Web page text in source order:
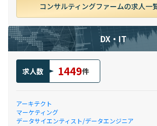
コンサルティングファームの求人一
DX・IT
求人数 1449件
アーキテクト
マーケティング
データサイエンティスト/データエンジニア